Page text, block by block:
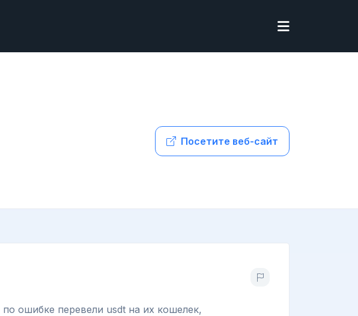
Посетите веб-сайт
ошибке перевели usdt на их кошелек,